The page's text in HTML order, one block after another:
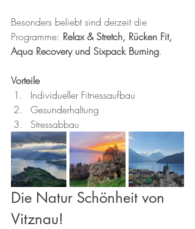
Besonders beliebt sind derzeit die
Programme: Relax & Stretch, Rücken Fit,
Aqua Recovery und Sixpack Burning.
Vorteile
Individueller Fitnessaufbau
Gesunderhaltung
Stressabbau
Die Natur Schönheit von
Vitznau!